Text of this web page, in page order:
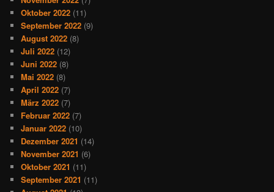
Oktober 2022 (11)
September 2022 (9)
August 2022 (8)
Juli 2022 (12)
Juni 2022 (8)
Mai 2022 (8)
April 2022 (7)
März 2022 (7)
Februar 2022 (7)
Januar 2022 (10)
Dezember 2021 (14)
November 2021 (6)
Oktober 2021 (11)
September 2021 (11)